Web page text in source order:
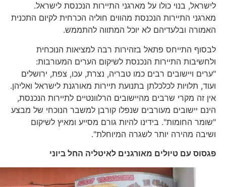
לישראל, בנוי כולו על מארגני התיירות הנכנסת לישראל.
מארגני התיירות הנכנסת מהווים חוליה הכרחית לקיום התכנית
האמורה ובלעדיהם לא יוכל המתווה להתממש.
לבסוף התייחס פתאל בזהירות רבה למציאות הנוכחית
ולחשיבות התיירות הנכנסת לשיקום הערים המעורבות:
"ערים ויישובים רבים כמו טבריה, נצרת, עכו, צפת, ירושלים
ועוד, תלויות לכלכלתן בתנועת תיירות מאורגנת לישראל ואליהן.
אין זה מקרי שרבים מהיישובים הרלוונטיים לתיירות הנכנסת,
הינם יישובים מעורבים שנפלו קורבן למשבר הנוכחי של מבצע
"שומר החומות". בידינו להיות גורם מסייע ומאיץ לשיקום
ושיבה מהירה יותר לשגרה המיוחלת".
פגסוס עם טיולים מאורגנים לאיטליה החל ביוני